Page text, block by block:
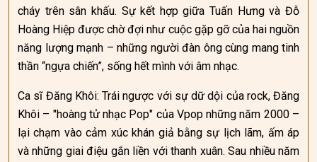
cháy trên sân khấu. Sự kết hợp giữa Tuấn Hưng và Đỗ
Hoàng Hiệp được chờ đợi như cuộc gặp gỡ của hai nguồn
năng lượng mạnh – những người đàn ông cùng mang tinh
thần “ngựa chiến”, sống hết mình với âm nhạc.
Ca sĩ Đăng Khôi: Trái ngược với sự dữ dội của rock, Đăng
Khôi – "hoàng tử nhạc Pop" của Vpop những năm 2000 –
lại chạm vào cảm xúc khán giả bằng sự lịch lãm, ấm áp
và những giai điệu gắn liền với thanh xuân. Sau nhiều năm